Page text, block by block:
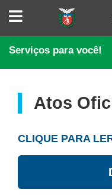
SECRETARIA
FAZENDA
Serviços para você!
Atos
CLIQUE PARA